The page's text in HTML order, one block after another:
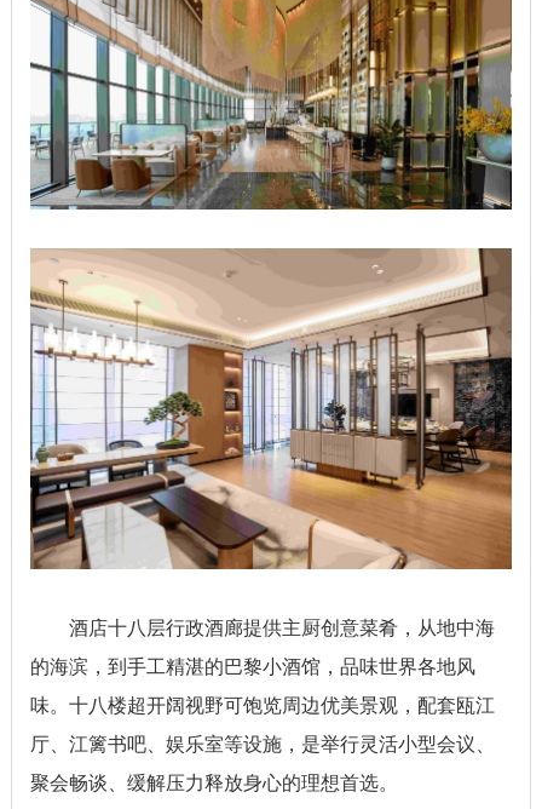
酒店十八层行政酒廊提供主厨创意菜肴，从地中海
的海滨，到手工精湛的巴黎小酒馆，品味世界各地风
味。十八楼超开阔视野可饱览周边优美景观，配套瓯江
厅、江篱书吧、娱乐室等设施，是举行灵活小型会议、
聚会畅谈、缓解压力释放身心的理想首选。